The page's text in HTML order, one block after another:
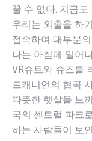
꿀 수 없다. 지금
우리는 외출을 하
접속하여 대부분
나는 아침에 일어
VR슈트와 슈즈를
드캐니언의 협곡
따뜻한 햇살을 느
국의 센트럴 파크
하는 사람들이 보